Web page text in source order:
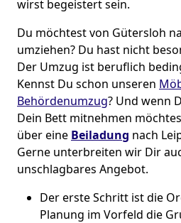
wirst begeistert sein.
Du möchtest von Gütersloh
umziehen? Du hast nicht
Der Umzug ist beruflich
Kennst Du schon unseren
Behördenumzug? Und wenn
Dein Bett mitnehmen
über eine Beiladung nach
Gerne unterbreiten wir Dir
unschlagbares Angebot.
Der erste Schritt ist die
Planung im Vorfeld die